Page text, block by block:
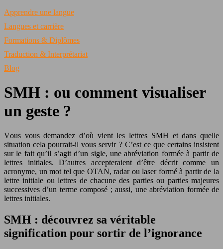
Apprendre une langue
Langues et carrière
Formations & Diplômes
Traduction & Interprétariat
Blog
SMH : ou comment visualiser
un geste ?
Vous vous demandez d’où vient les lettres SMH et dans quelle
situation cela pourrait-il vous servir ? C’est ce que certains insistent
sur le fait qu’il s’agit d’un sigle, une abréviation formée à partir de
lettres initiales. D’autres accepteraient d’être décrit comme un
acronyme, un mot tel que OTAN, radar ou laser formé à partir de la
lettre initiale ou lettres de chacune des parties ou parties majeures
successives d’un terme composé ; aussi, une abréviation formée de
lettres initiales.
SMH : découvrez sa véritable
signification pour sortir de l’ignorance